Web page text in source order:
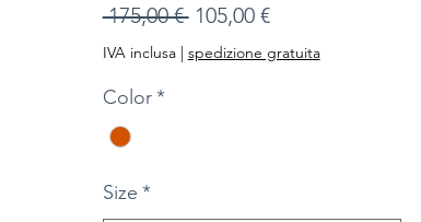
175,00 € Prezzo
regolare
105,00 €Prezzo
scontato
IVA inclusa| spedizione gratuita
Color*
Size *